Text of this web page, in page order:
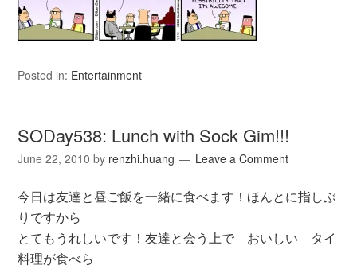
Posted in: Entertainment
SODay538: Lunch with Sock Gim!!!
June 22, 2010 by renzhi.huang Leave a Comment
今日は友達と昼ご飯を一緒に食べます！ほんとに指しぶ
りですから
とてもうれしいです！友達と会う上で おいしい タイ
料理が食べら